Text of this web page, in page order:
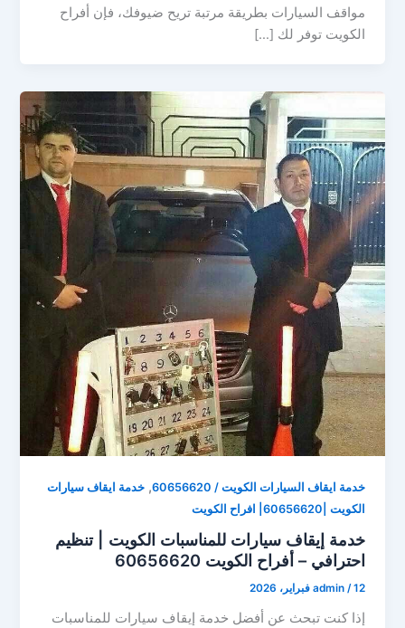
مواقف السيارات بطريقة مرتبة تريح ضيوفك، فإن أفراح
الكويت توفر لك […]
خدمة ايقاف السيارات الكويت / 60656620 ,خدمة ايقاف سيارات
الكويت |60656620| افراح الكويت
خدمة إيقاف سيارات للمناسبات الكويت | تنظيم
احترافي – أفراح الكويت 60656620
admin /12 فبراير، 2026
إذا كنت تبحث عن أفضل خدمة إيقاف سيارات للمناسبات